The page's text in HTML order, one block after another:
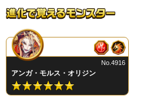
アンガ・モルス・オリジン
No.4916